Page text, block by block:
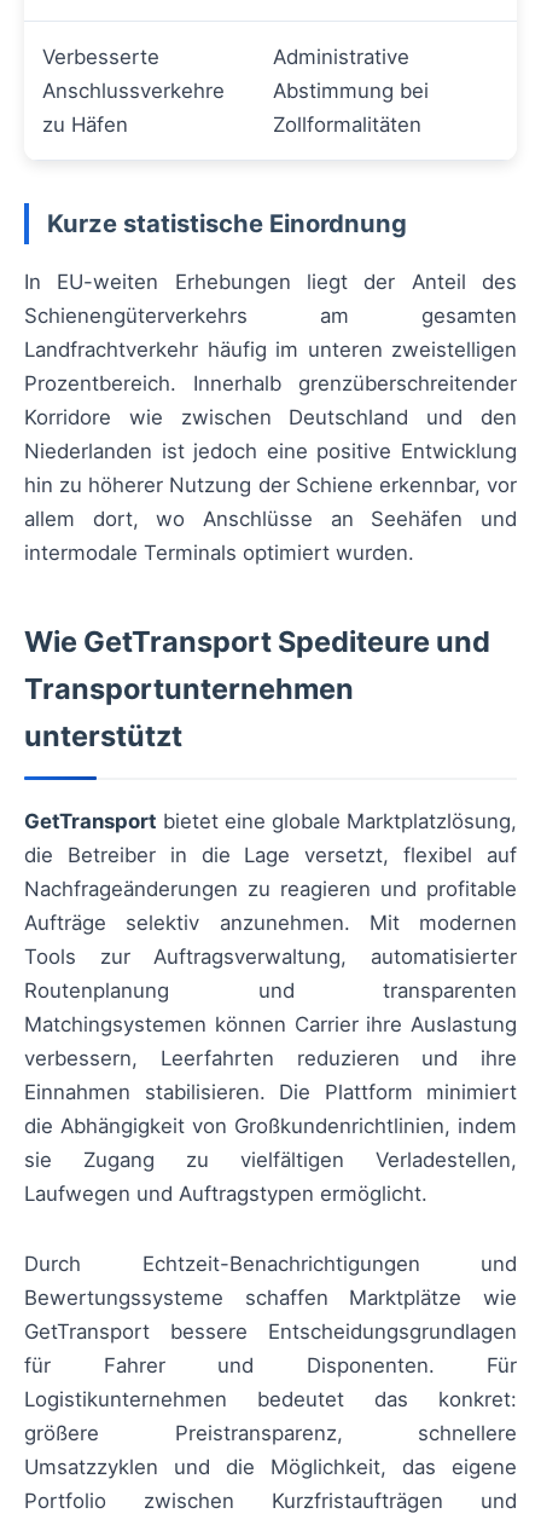
Verbesserte
Anschlussverkehre
zu Häfen
Administrative
Abstimmung bei
Zollformalitäten
Kurze statistische Einordnung
In EU-weiten Erhebungen liegt der Anteil des
Schienengüterverkehrs am gesamten
Landfrachtverkehr häufig im unteren zweistelligen
Prozentbereich. Innerhalb grenzüberschreitender
Korridore wie zwischen Deutschland und den
Niederlanden ist jedoch eine positive Entwicklung
hin zu höherer Nutzung der Schiene erkennbar, vor
allem dort, wo Anschlüsse an Seehäfen und
intermodale Terminals optimiert wurden.
Wie GetTransport Spediteure und
Transportunternehmen
unterstützt
GetTransport bietet eine globale Marktplatzlösung,
die Betreiber in die Lage versetzt, flexibel auf
Nachfrageänderungen zu reagieren und profitable
Aufträge selektiv anzunehmen. Mit modernen
Tools zur Auftragsverwaltung, automatisierter
Routenplanung und transparenten
Matchingsystemen können Carrier ihre Auslastung
verbessern, Leerfahrten reduzieren und ihre
Einnahmen stabilisieren. Die Plattform minimiert
die Abhängigkeit von Großkundenrichtlinien, indem
sie Zugang zu vielfältigen Verladestellen,
Laufwegen und Auftragstypen ermöglicht.
Durch Echtzeit-Benachrichtigungen und
Bewertungssysteme schaffen Marktplätze wie
GetTransport bessere Entscheidungsgrundlagen
für Fahrer und Disponenten. Für
Logistikunternehmen bedeutet das konkret:
größere Preistransparenz, schnellere
Umsatzzyklen und die Möglichkeit, das eigene
Portfolio zwischen Kurzfristaufträgen und